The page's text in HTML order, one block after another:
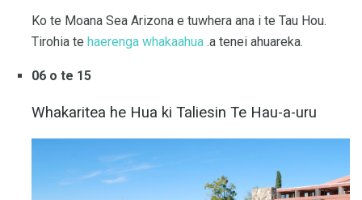
Ko te Moana Sea Arizona e tuwhera ana i te Tau Hou.
Tirohia te haerenga whakaahua .a tenei ahuareka.
06 o te 15
Whakaritea he Hua ki Taliesin Te Hau-a-uru